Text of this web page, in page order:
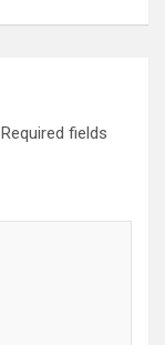
Required fields